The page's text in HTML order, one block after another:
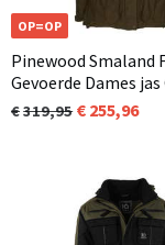
OP=OP
Pinewood Smaland
Gevoerde Dames jas
(114)
319,95 255,96